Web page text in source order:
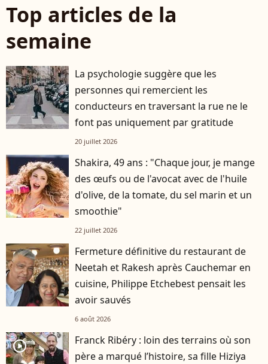
Top articles de la
semaine
La psychologie suggère que les
personnes qui remercient les
conducteurs en traversant la rue ne le
font pas uniquement par gratitude
20 juillet 2026
Shakira, 49 ans : "Chaque jour, je mange
des œufs ou de l'avocat avec de l'huile
d'olive, de la tomate, du sel marin et un
smoothie"
22 juillet 2026
Fermeture définitive du restaurant de
Neetah et Rakesh après Cauchemar en
cuisine, Philippe Etchebest pensait les
avoir sauvés
6 août 2026
player2
Franck Ribéry : loin des terrains où son
père a marqué l’histoire, sa fille Hiziya